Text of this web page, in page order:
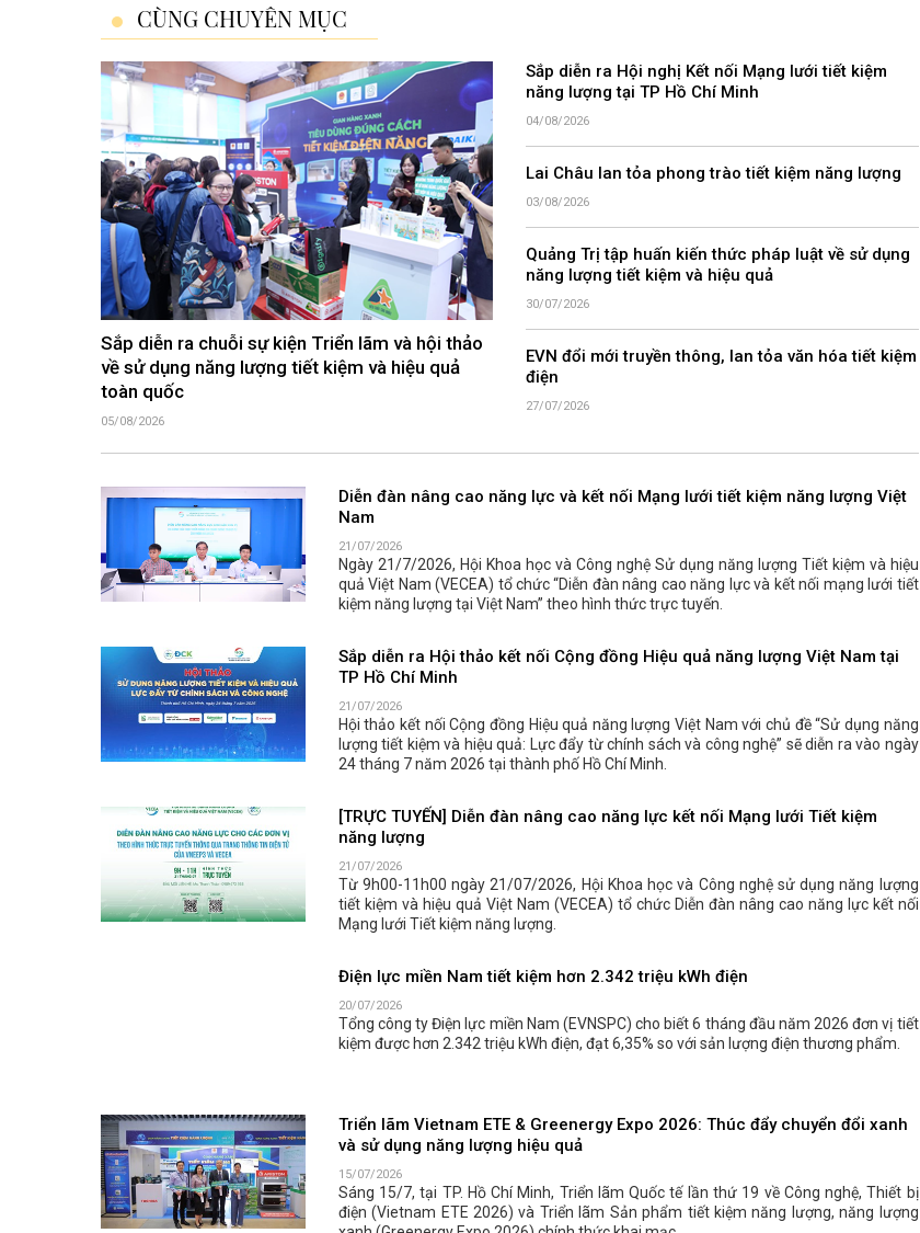
CÙNG CHUYÊN MỤC
Sắp diễn ra chuỗi sự kiện Triển lãm và hội thảo
về sử dụng năng lượng tiết kiệm và hiệu quả
toàn quốc
05/08/2026
Sắp diễn ra Hội nghị Kết nối Mạng lưới tiết kiệm
năng lượng tại TP Hồ Chí Minh
04/08/2026
Lai Châu lan tỏa phong trào tiết kiệm năng lượng
03/08/2026
Quảng Trị tập huấn kiến thức pháp luật về sử dụng
năng lượng tiết kiệm và hiệu quả
30/07/2026
EVN đổi mới truyền thông, lan tỏa văn hóa tiết kiệm
điện
27/07/2026
Diễn đàn nâng cao năng lực và kết nối Mạng lưới tiết kiệm năng lượng Việt
Nam
21/07/2026
Ngày 21/7/2026, Hội Khoa học và Công nghệ Sử dụng năng lượng Tiết kiệm và hiệu
quả Việt Nam (VECEA) tổ chức “Diễn đàn nâng cao năng lực và kết nối mạng lưới tiết
kiệm năng lượng tại Việt Nam” theo hình thức trực tuyến.
Sắp diễn ra Hội thảo kết nối Cộng đồng Hiệu quả năng lượng Việt Nam tại
TP Hồ Chí Minh
21/07/2026
Hội thảo kết nối Cộng đồng Hiệu quả năng lượng Việt Nam với chủ đề “Sử dụng năng
lượng tiết kiệm và hiệu quả: Lực đẩy từ chính sách và công nghệ” sẽ diễn ra vào ngày
24 tháng 7 năm 2026 tại thành phố Hồ Chí Minh.
[TRỰC TUYẾN] Diễn đàn nâng cao năng lực kết nối Mạng lưới Tiết kiệm
năng lượng
21/07/2026
Từ 9h00-11h00 ngày 21/07/2026, Hội Khoa học và Công nghệ sử dụng năng lượng
tiết kiệm và hiệu quả Việt Nam (VECEA) tổ chức Diễn đàn nâng cao năng lực kết nối
Mạng lưới Tiết kiệm năng lượng.
Điện lực miền Nam tiết kiệm hơn 2.342 triệu kWh điện
20/07/2026
Tổng công ty Điện lực miền Nam (EVNSPC) cho biết 6 tháng đầu năm 2026 đơn vị tiết
kiệm được hơn 2.342 triệu kWh điện, đạt 6,35% so với sản lượng điện thương phẩm.
Triển lãm Vietnam ETE & Greenergy Expo 2026: Thúc đẩy chuyển đổi xanh
và sử dụng năng lượng hiệu quả
15/07/2026
Sáng 15/7, tại TP. Hồ Chí Minh, Triển lãm Quốc tế lần thứ 19 về Công nghệ, Thiết bị
điện (Vietnam ETE 2026) và Triển lãm Sản phẩm tiết kiệm năng lượng, năng lượng